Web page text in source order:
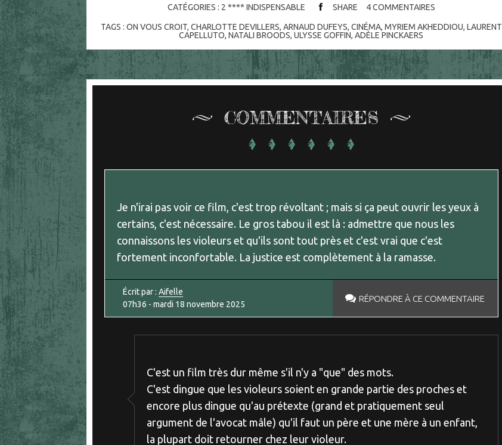
CATÉGORIES : 2 **** INDISPENSABLE SHARE 4COMMENTAIRES
TAGS : ON VOUS CROIT, CHARLOTTE DEVILLERS, ARNAUD DUFEYS, CINÉMA, MYRIEM AKHEDDIOU, LAURENT
CAPELLUTO,NATALI BROODS,ULYSSE GOFFIN,ADÈLE PINCKAERS
COMMENTAIRES
Je n'irai pas voir ce film, c'est trop révoltant ; mais si ça peut ouvrir les yeux à
certains, c'est nécessaire. Le gros tabou il est là : admettre que nous les
connaissons les violeurs et qu'ils sont tout près et c'est vrai que c'est
fortement inconfortable. La justice est complètement à la ramasse.
Écrit par : Aifelle
07h36 - mardi 18 novembre 2025
RÉPONDRE À CE COMMENTAIRE
C'est un film très dur même s'il n'y a "que" des mots.
C'est dingue que les violeurs soient en grande partie des proches et
encore plus dingue qu'au prétexte (grand et pratiquement seul
argument de l'avocat mâle) qu'il faut un père et une mère à un enfant,
la plupart doit retourner chez leur violeur.